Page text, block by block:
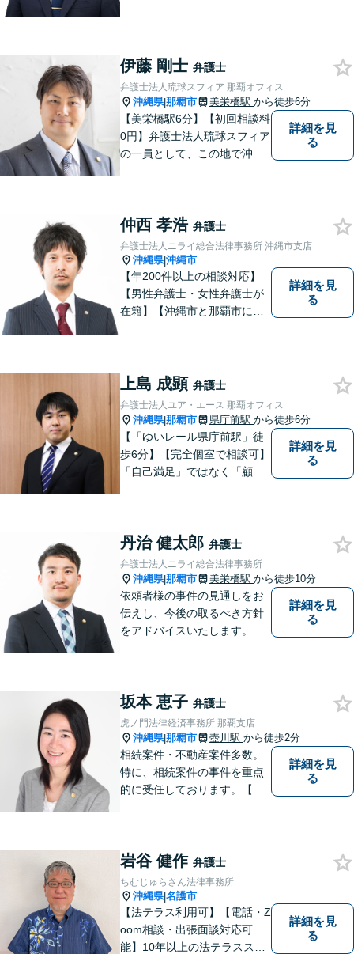
い！
伊藤 剛士 弁護士
弁護士法人琉球スフィア 那覇オフィス
沖縄県|那覇市 美栄橋駅 から徒歩6分
【美栄橋駅6分】【初回相談料
0円】弁護士法人琉球スフィア
の一員として、この地で沖縄
ございませんので、安心して
経験豊富な弁護士にご相談く
ださい。
詳細を見
る
仲西 孝浩 弁護士
弁護士法人ニライ総合法律事務所 沖縄市支店
沖縄県|沖縄市
【年200件以上の相談対応】
【男性弁護士・女性弁護士が
在籍】【沖縄市と那覇市に事
す。「沖縄ならではの習慣」
を熟知した弁護士が多数在
籍。
詳細を見
る
上島 成顕 弁護士
弁護士法人ユア・エース 那覇オフィス
沖縄県|那覇市 県庁前駅 から徒歩6分
【「ゆいレール県庁前駅」徒
歩6分】【完全個室で相談可】
「自己満足」ではなく「顧客
が本当に求める最高の結果に
こだわり続けたいと考えてお
ります。 お気軽にご相談くだ
さい。
詳細を見
る
丹治 健太郎 弁護士
弁護士法人ニライ総合法律事務所
沖縄県|那覇市 美栄橋駅 から徒歩10分
依頼者様の事件の見通しをお
伝えし、今後の取るべき方針
をアドバイスいたします。徹
詳細を見
る
坂本 恵子 弁護士
虎ノ門法律経済事務所 那覇支店
沖縄県|那覇市 壺川駅 から徒歩2分
相続案件・不動産案件多数。
特に、相続案件の事件を重点
的に受任しております。【初
働問題については、雇用主の
方からのご相談のみとさせて
いただいております。
詳細を見
る
岩谷 健作 弁護士
ちむじゅらさん法律事務所
沖縄県|名護市
【法テラス利用可】【電話・Z
oom相談・出張面談対応可
能】10年以上の法テラススタ
詳細を見
る